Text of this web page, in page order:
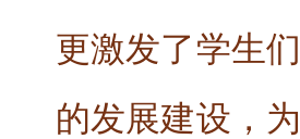
更激发了学生
的发展建设，